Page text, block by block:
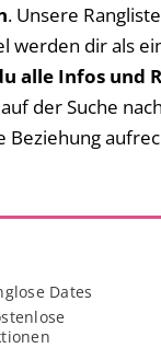
. Unsere
dir als
alle Infos und
der Suche
Dates